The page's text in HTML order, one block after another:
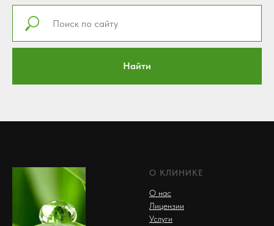
Найти
О КЛИНИКЕ
О нас
Лицензии
Услуги